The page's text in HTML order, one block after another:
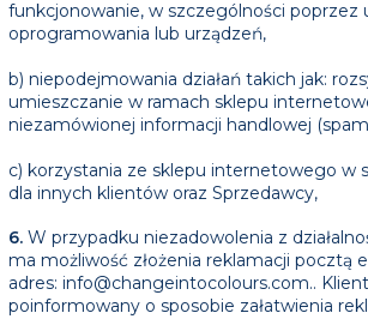
funkcjonowanie, w szczególności poprzez
oprogramowania lub urządzeń,
b) niepodejmowania działań takich jak:
umieszczanie w ramach sklepu
niezamówionej informacji handlowej
c) korzystania ze sklepu internetowego w
dla innych klientów oraz Sprzedawcy,
6. W przypadku niezadowolenia z
ma możliwość złożenia reklamacji pocztą
adres: info@changeintocolours.com..
poinformowany o sposobie załatwienia